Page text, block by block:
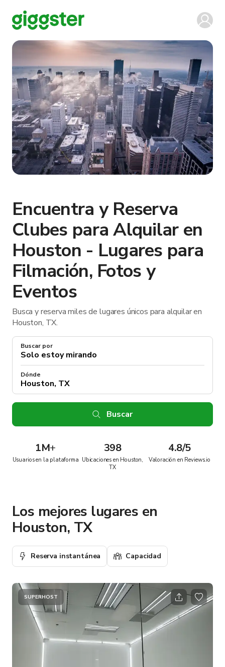
Encuentra y Reserva
Clubes para Alquilar en
Houston - Lugares para
Filmación, Fotos y
Eventos
Busca y reserva miles de lugares únicos para alquilar en
Houston, TX.
Buscar por
Dónde
Buscar
1M+
Usuarios en la plataforma
398
Ubicaciones en Houston,
TX
4.8/5
Valoración en Reviews.io
Los mejores lugares en
Houston, TX
Reserva instantánea Capacidad
SUPERHOST